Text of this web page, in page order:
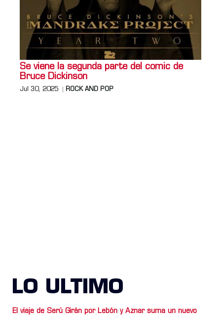
Se viene la segunda parte del comic de
Bruce Dickinson
Jul 30, 2025 ROCK AND POP
LO ULTIMO
El viaje de Serú Girán por Lebón y Aznar suma un nuevo